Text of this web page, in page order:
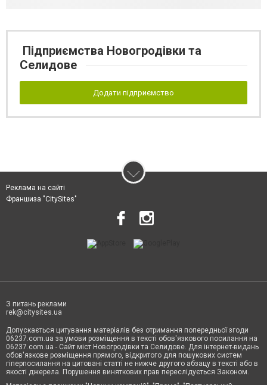
Підприємства Новогродівки та
Селидове
Додати підприємство
Реклама на сайті
Франшиза "CitySites"
З питань реклами
rek@citysites.ua
Допускається цитування матеріалів без отримання попередньої згоди
06237.com.ua за умови розміщення в тексті обов'язкового посилання на
06237.com.ua - Сайт міст Новогродівки та Селидове. Для інтернет-видань
обов'язкове розміщення прямого, відкритого для пошукових систем
гіперпосилання на цитовані статті не нижче другого абзацу в тексті або в
якості джерела. Порушення виняткових прав переслідується Законом.